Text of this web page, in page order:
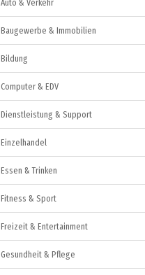
Auto & Verkehr
Baugewerbe & Immobilien
Bildung
Computer & EDV
Dienstleistung & Support
Einzelhandel
Essen & Trinken
Fitness & Sport
Freizeit & Entertainment
Gesundheit & Pflege